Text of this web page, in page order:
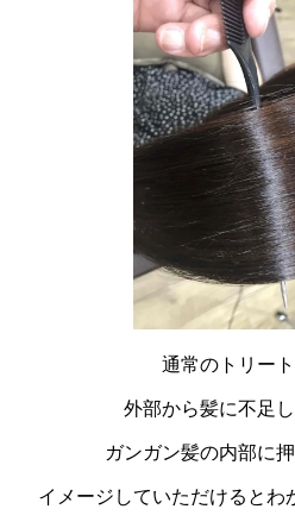
通常のトリー
外部から髪に不足
ガンガン髪の内部に
イメージしていただけるとわ